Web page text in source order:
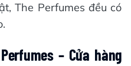
The Perfumes đều có
– Cửa hàng